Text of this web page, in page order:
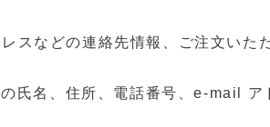
スなどの連絡先情報、ご注⽂いた
⽒名、住所、電話番号、e-mail ア